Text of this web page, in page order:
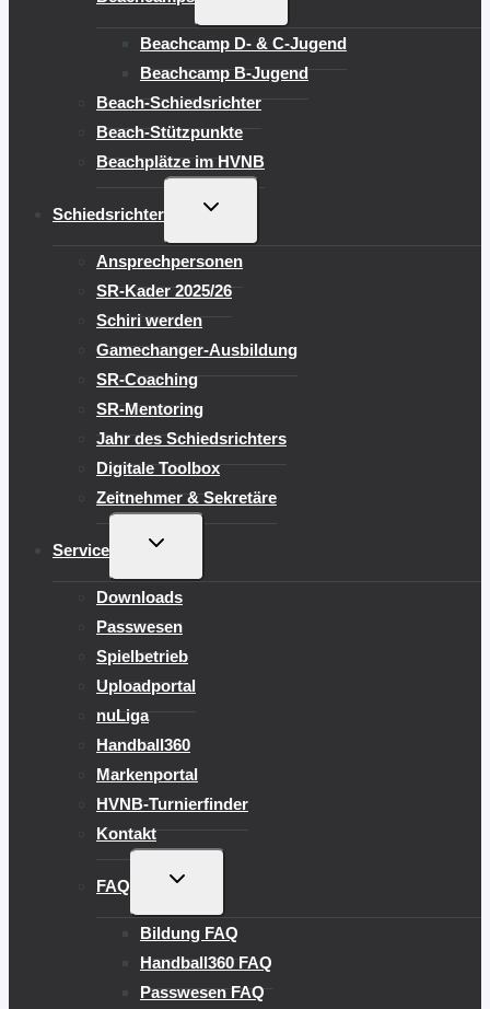
Beachcamp D- & C-Jugend
Beachcamp B-Jugend
Beach-Schiedsrichter
Beach-Stützpunkte
Beachplätze im HVNB
Schiedsrichter
UNTERMENÜ
Ansprechpersonen
SR-Kader 2025/26
Schiri werden
Gamechanger-Ausbildung
SR-Coaching
SR-Mentoring
Jahr des Schiedsrichters
Digitale Toolbox
Zeitnehmer & Sekretäre
Service
UNTERMENÜ
Downloads
Passwesen
Spielbetrieb
Uploadportal
nuLiga
Handball360
Markenportal
HVNB-Turnierfinder
Kontakt
FAQ
UNTERMENÜ
Bildung FAQ
Handball360 FAQ
Passwesen FAQ